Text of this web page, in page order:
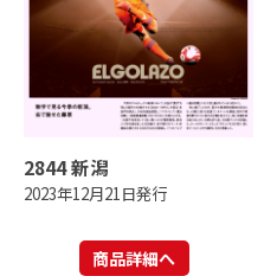
2844 新潟
2023年12月21日発行
商品詳細へ